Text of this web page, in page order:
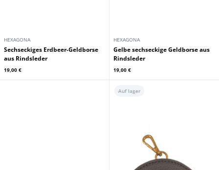
HEXAGONA
Sechseckiges Erdbeer-Geldborse
aus Rindsleder
19,00 €
HEXAGONA
Gelbe sechseckige Geldborse aus
Rindsleder
19,00 €
Auf lager